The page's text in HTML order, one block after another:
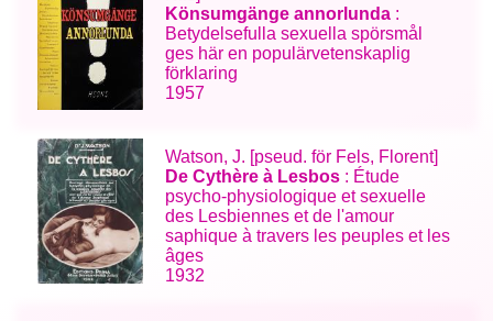
Könsumgänge annorlunda :
Betydelsefulla sexuella spörsmål
ges här en populärvetenskaplig
förklaring
1957
Watson, J. [pseud. för Fels, Florent]
De Cythère à Lesbos : Étude
psycho-physiologique et sexuelle
des Lesbiennes et de l'amour
saphique à travers les peuples et les
âges
1932